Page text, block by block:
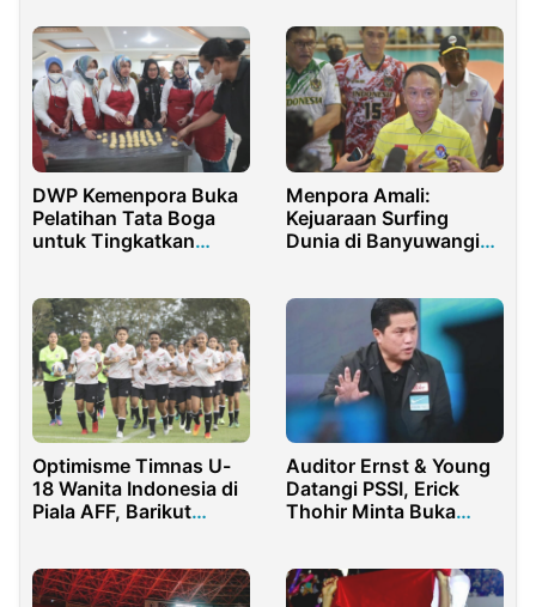
DWP Kemenpora Buka
Pelatihan Tata Boga
untuk Tingkatkan
Menpora Amali:
Kejuaraan Surfing
Dunia di Banyuwangi
Optimisme Timnas U-
18 Wanita Indonesia di
Piala AFF, Barikut
Auditor Ernst & Young
Datangi PSSI, Erick
Thohir Minta Buka